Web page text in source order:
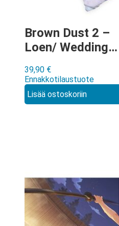
Brown Dust 2 –
Loen/ Wedding
tyynyliina
39,90 €
Ennakkotilaustuote
Lisää ostoskoriin